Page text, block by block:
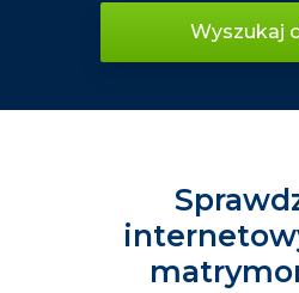
Wyszukaj